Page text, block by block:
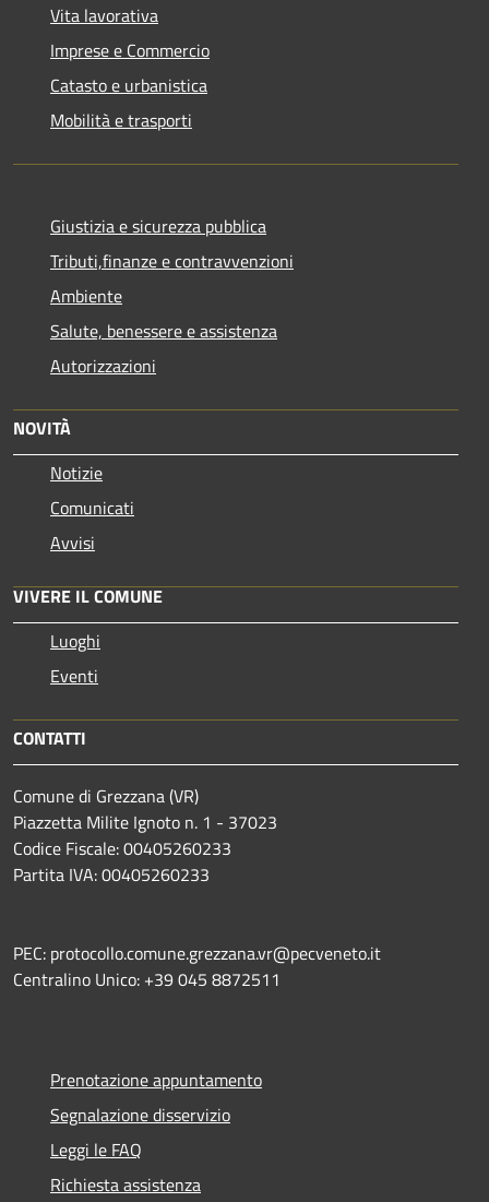
Vita lavorativa
Imprese e Commercio
Catasto e urbanistica
Mobilità e trasporti
Giustizia e sicurezza pubblica
Tributi,finanze e contravvenzioni
Ambiente
Salute, benessere e assistenza
Autorizzazioni
NOVITÀ
Notizie
Comunicati
Avvisi
VIVERE IL COMUNE
Luoghi
Eventi
CONTATTI
Comune di Grezzana (VR)
Piazzetta Milite Ignoto n. 1 - 37023
Codice Fiscale: 00405260233
Partita IVA: 00405260233
PEC: protocollo.comune.grezzana.vr@pecveneto.it
Centralino Unico: +39 045 8872511
Prenotazione appuntamento
Segnalazione disservizio
Leggi le FAQ
Richiesta assistenza